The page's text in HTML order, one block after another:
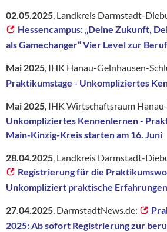
02.05.2025 , Landkreis Darmstadt-
Hessencampus: „Deine Zukunft,
als Gamechanger“ Vier Level zur
Mai 2025 , IHK Hanau-Gelnhausen-
Praktikumstage - Unkompliziertes
Mai 2025 , IHK Wirtschaftsraum
Unkompliziertes Kennenlernen -
Main-Kinzig-Kreis starten am 16. Juni
28.04.2025, Landkreis Darmstadt-
Registrierung für die
Unkompliziert praktische
27.04.2025, DarmstadtNews.de:
2025: Ab sofort Registrierung zur